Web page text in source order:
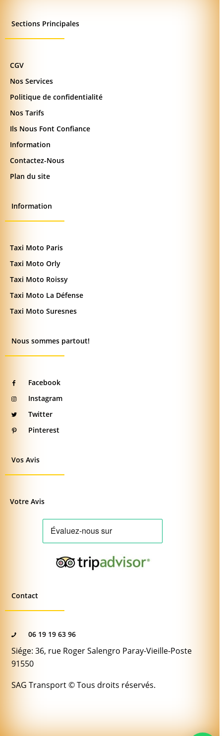
Sections Principales
CGV
Nos Services
Politique de confidentialité
Nos Tarifs
Ils Nous Font Confiance
Information
Contactez-Nous
Plan du site
Information
Taxi Moto Paris
Taxi Moto Orly
Taxi Moto Roissy
Taxi Moto La Défense
Taxi Moto Suresnes
Nous sommes partout!
Facebook
Instagram
Twitter
Pinterest
Vos Avis
Votre Avis
Contact
06 19 19 63 96
Siége: 36, rue Roger Salengro Paray-Vieille-Poste
91550
SAG Transport © Tous droits réservés.